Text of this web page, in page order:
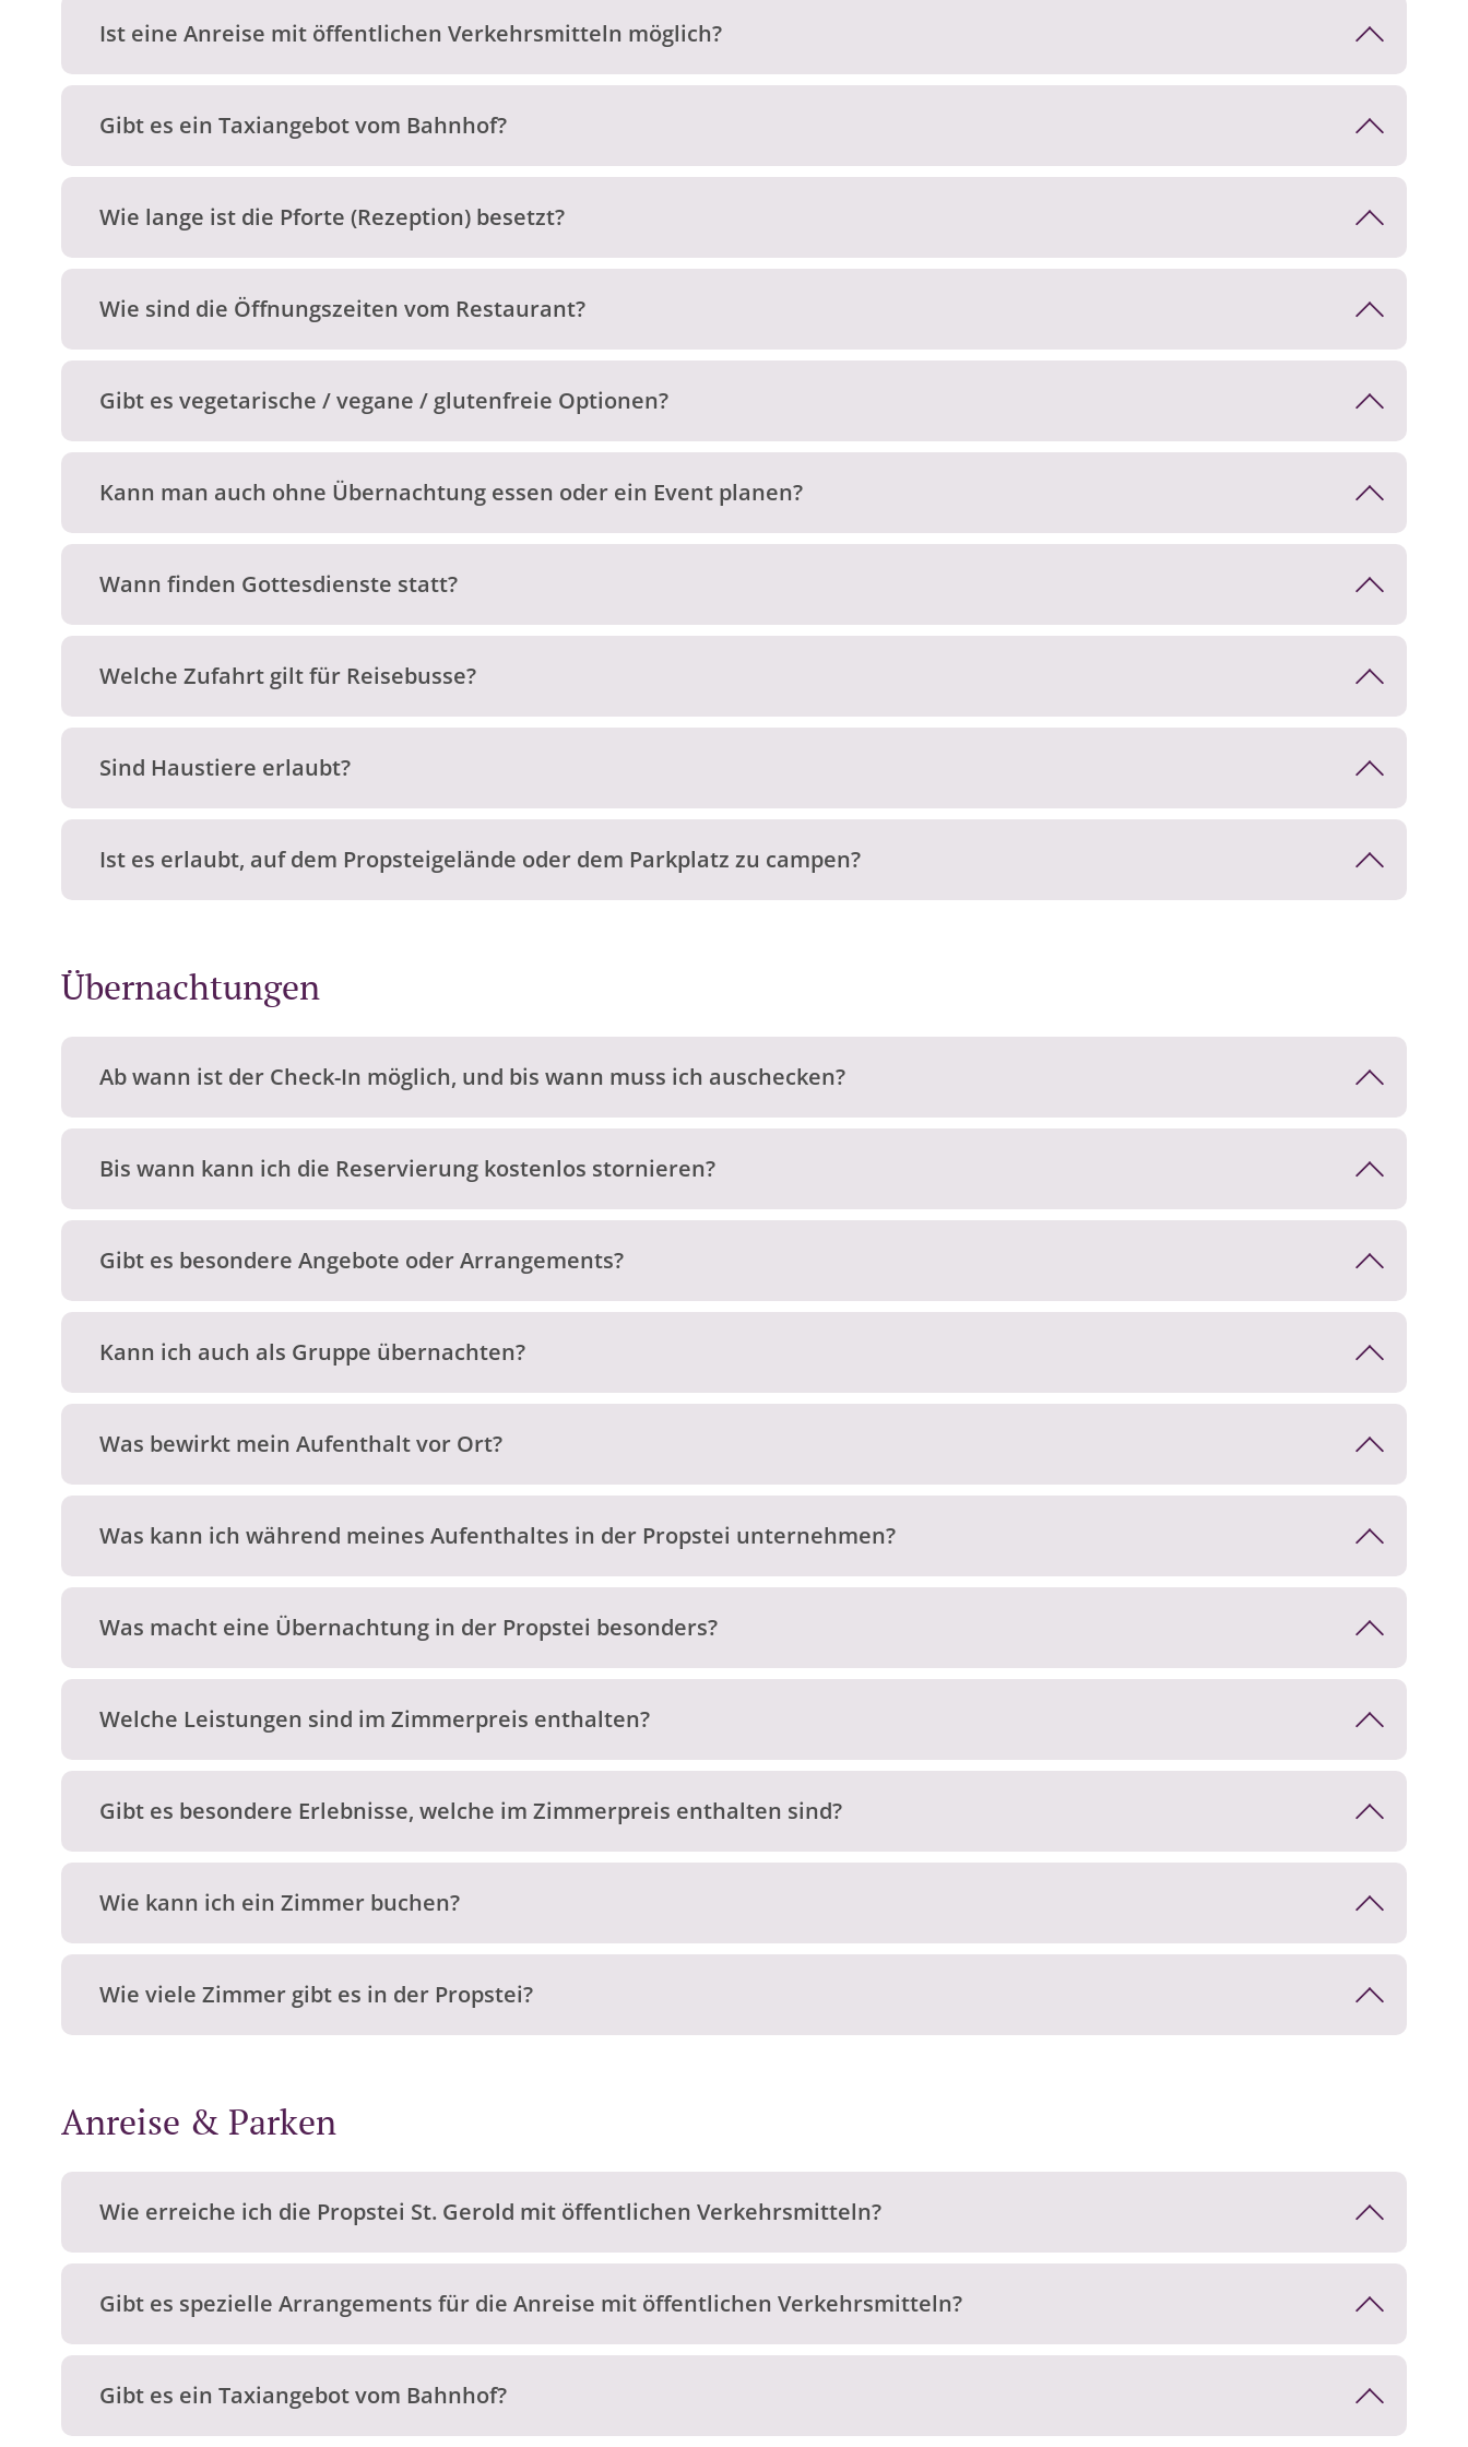
Ist eine Anreise mit öffentlichen Verkehrsmitteln möglich?
Gibt es ein Taxiangebot vom Bahnhof?
Wie lange ist die Pforte (Rezeption) besetzt?
Wie sind die Öffnungszeiten vom Restaurant?
Gibt es vegetarische / vegane / glutenfreie Optionen?
Kann man auch ohne Übernachtung essen oder ein Event planen?
Wann finden Gottesdienste statt?
Welche Zufahrt gilt für Reisebusse?
Sind Haustiere erlaubt?
Ist es erlaubt, auf dem Propsteigelände oder dem Parkplatz zu campen?
Übernachtungen
Ab wann ist der Check-In möglich, und bis wann muss ich auschecken?
Bis wann kann ich die Reservierung kostenlos stornieren?
Gibt es besondere Angebote oder Arrangements?
Kann ich auch als Gruppe übernachten?
Was bewirkt mein Aufenthalt vor Ort?
Was kann ich während meines Aufenthaltes in der Propstei unternehmen?
Was macht eine Übernachtung in der Propstei besonders?
Welche Leistungen sind im Zimmerpreis enthalten?
Gibt es besondere Erlebnisse, welche im Zimmerpreis enthalten sind?
Wie kann ich ein Zimmer buchen?
Wie viele Zimmer gibt es in der Propstei?
Anreise & Parken
Wie erreiche ich die Propstei St. Gerold mit öffentlichen Verkehrsmitteln?
Gibt es spezielle Arrangements für die Anreise mit öffentlichen Verkehrsmitteln?
Gibt es ein Taxiangebot vom Bahnhof?